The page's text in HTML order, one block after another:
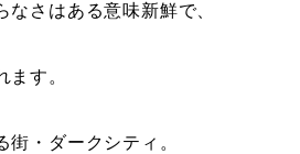
さはある意味新鮮で、
す。
・ダークシティ。